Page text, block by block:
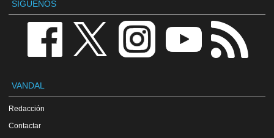
SÍGUENOS
VANDAL
Redacción
Contactar